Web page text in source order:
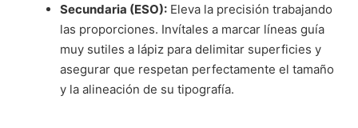
Secundaria (ESO): Eleva la precisión trabajando
las proporciones. Invítales a marcar líneas guía
muy sutiles a lápiz para delimitar superficies y
asegurar que respetan perfectamente el tamaño
y la alineación de su tipografía.